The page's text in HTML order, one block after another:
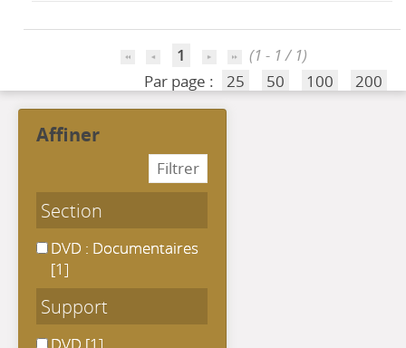
1
(1 - 1 / 1)
Par page :
25 50 100 200
affiner
Section
DVD : Documentaires
DVD : Documentaires
[1]
Support